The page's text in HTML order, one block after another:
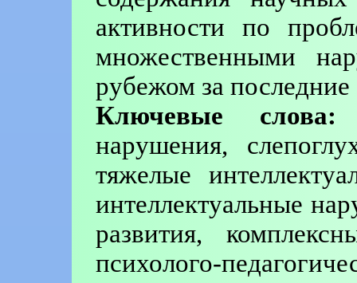
активности по
множественными
рубежом за последние
Ключевые слова:
нарушения,
тяжелые
интеллектуальные
развития,
психолого-